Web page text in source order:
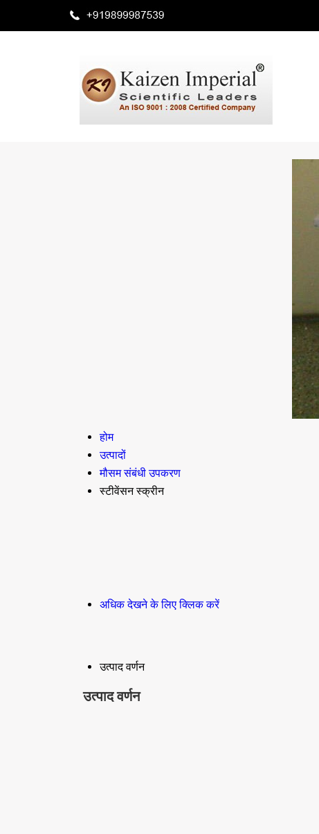
होम
उत्पादों
मौसम संबंधी उपकरण
स्टीवेंसन स्क्रीन
अधिक देखने के लिए क्लिक करें
उत्पाद वर्णन
उत्पाद वर्णन